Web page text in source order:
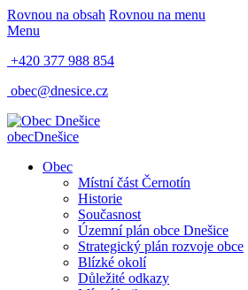
Rovnou na obsah Rovnou na menu
Menu
+420 377 988 854
obec@dnesice.cz
obecDnešice
Obec
Místní část Černotín
Historie
Současnost
Územní plán obce Dnešice
Strategický plán rozvoje obce
Blízké okolí
Důležité odkazy